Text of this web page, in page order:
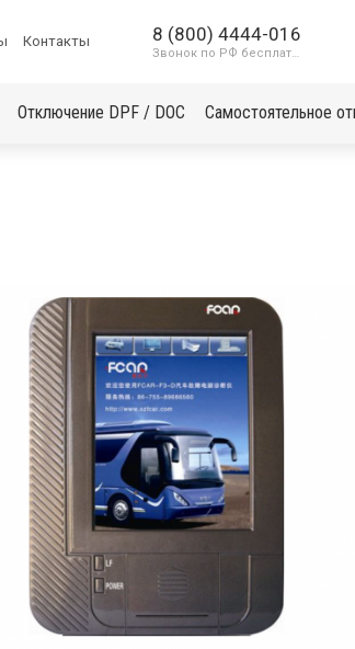
Контакты 8 (800) 4444-016
Звонок по РФ бесплатный
Отключение DPF / DOC Самостоятельное